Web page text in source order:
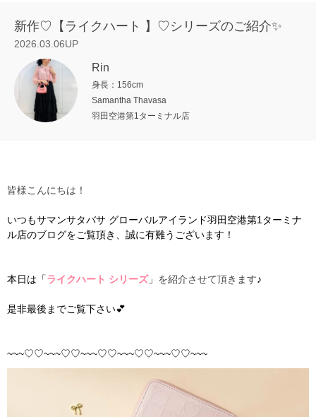
新作♡【ライクハート 】♡シリーズのご紹介✨
2026.03.06UP
Rin
Samantha Thavasa
身長：156cm
羽田空港第1ターミナル店
皆様こんにちは！
いつもサマンサタバサ グローバルアイランド羽田空港第1ターミナ
ル店のブログをご覧頂き、誠に有難うございます！
本日は「ライクハート シリーズ」 を紹介させて頂きます♪
是非最後までご覧下さい💕
~~~♡♡~~~♡♡~~~♡♡~~~♡♡~~~♡♡~~~